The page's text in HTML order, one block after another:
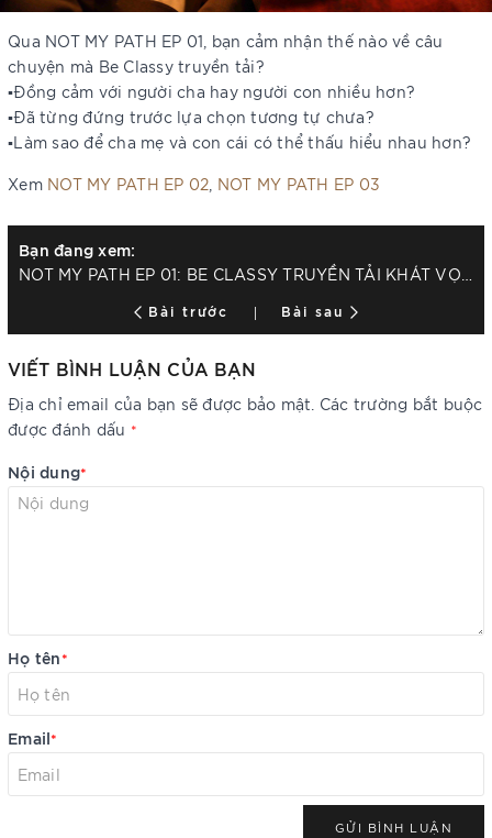
Qua NOT MY PATH EP 01, bạn cảm nhận thế nào về câu
chuyện mà Be Classy truyền tải?
▪️Đồng cảm với người cha hay người con nhiều hơn?
▪️Đã từng đứng trước lựa chọn tương tự chưa?
▪️Làm sao để cha mẹ và con cái có thể thấu hiểu nhau hơn?
Xem NOT MY PATH EP 02 NOT MY PATH EP 03
Bạn đang xem:
Bài trước Bài sau
VIẾT BÌNH LUẬN CỦA BẠN
Địa chỉ email của bạn sẽ được bảo mật. Các trường bắt buộc
được đánh dấu *
Nội dung*
Họ tên*
Email*
GỬI BÌNH LUẬN